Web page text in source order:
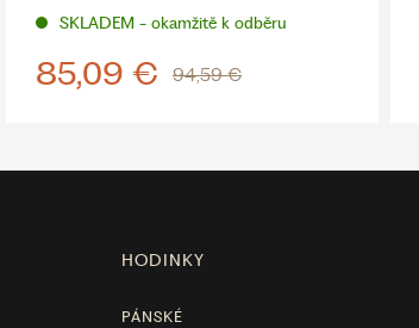
SKLADEM - okamžitě k odběru
85,09 € 94,59 €
HODINKY
PÁNSKÉ